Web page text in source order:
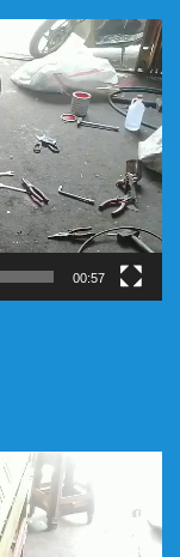
00:57